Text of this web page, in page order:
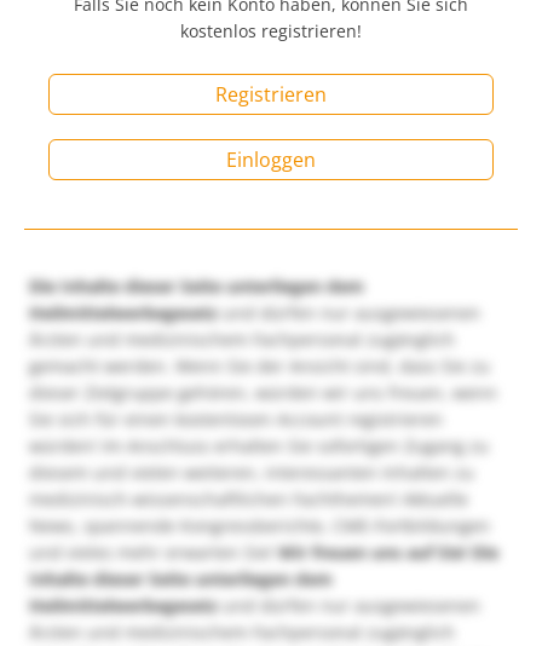
kostenlos registrieren!
Registrieren
Einloggen
Die Inhalte dieser Seite unterliegen dem
Heilmittelwerbegesetzund dürfen nur ausgewiesenen
Ärzten und medizinischem Fachpersonal zugänglich
gemacht werden. Wenn Sie der Ansicht sind, dass Sie zu
dieser Zielgruppe gehören, würden wir uns freuen, wenn
Sie sich für einen kostenlosen Account registrieren
würden! Im Anschluss erhalten Sie sofortigen Zugang zu
diesem und vielen weiteren, interessanten Inhalten zu
medizinisch-wissenschaftlichen Fachthemen! Aktuelle
News, spannende Kongressberichte, CME-Fortbildungen
und vieles mehr erwarten Sie!Wir freuen uns auf Sie! Die
Inhalte dieser Seite unterliegen dem
Heilmittelwerbegesetzund dürfen nur ausgewiesenen
Ärzten und medizinischem Fachpersonal zugänglich